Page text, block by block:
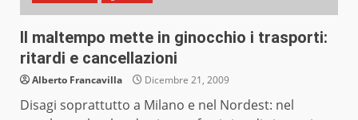
Il maltempo mette in ginocchio i trasporti:
ritardi e cancellazioni
Alberto Francavilla Dicembre 21, 2009
Disagi soprattutto a Milano e nel Nordest: nel